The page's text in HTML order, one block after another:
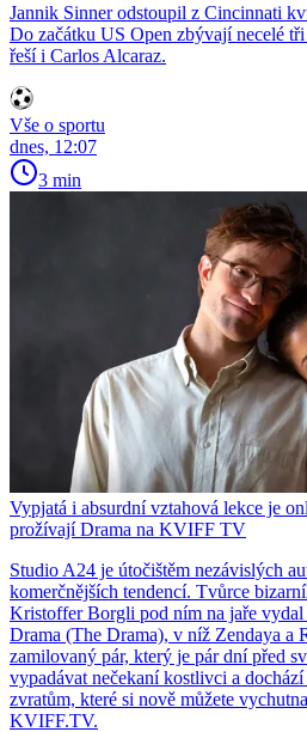
Jannik Sinner odstoupil z Cincinnati
Do začátku US Open zbývají necelé
řeší i Carlos Alcaraz.
Vše o sportu
dnes, 12:07
3 min
Vypjatá i absurdní vztahová lekce je
prožívají Drama na KVIFF TV
Studio A24 je útočištěm nezávislých
komerčnějších tendencí. Tvůrce
Kristoffer Borgli pod ním na jaře
Drama (The Drama), v níž Zendaya a
zamilovaný pár, který je pár dní před
vypadávat nečekaní kostlivci a
zvratům, které si nově můžete
KVIFF.TV.